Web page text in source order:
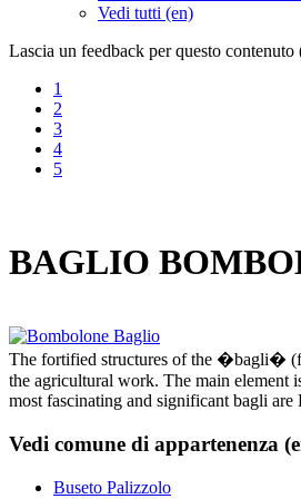
Vedi tutti (en)
Lascia un feedback per questo contenuto
1
2
3
4
5
BAGLIO
The fortified structures of the �bagli�
the agricultural work. The main element
most fascinating and significant bagli
Vedi comune di appartenenza
Buseto Palizzolo